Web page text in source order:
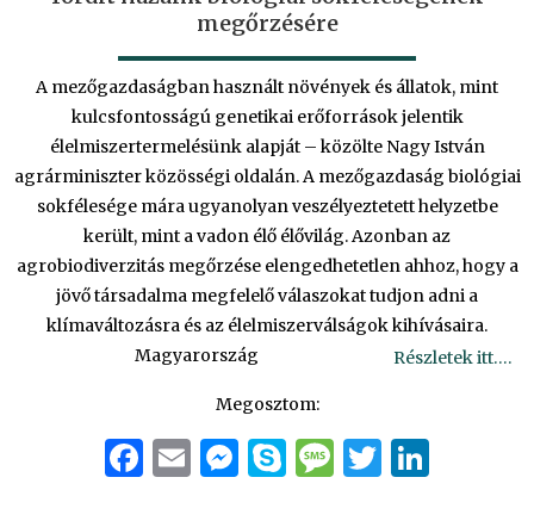
megőrzésére
A mezőgazdaságban használt növények és állatok, mint
kulcsfontosságú genetikai erőforrások jelentik
élelmiszertermelésünk alapját – közölte Nagy István
agrárminiszter közösségi oldalán. A mezőgazdaság biológiai
sokfélesége mára ugyanolyan veszélyeztetett helyzetbe
került, mint a vadon élő élővilág. Azonban az
agrobiodiverzitás megőrzése elengedhetetlen ahhoz, hogy a
jövő társadalma megfelelő válaszokat tudjon adni a
klímaváltozásra és az élelmiszerválságok kihívásaira.
Magyarország
Részletek itt….
Megosztom:
Facebook
EmailMessenger
Skype
Message
Twitter